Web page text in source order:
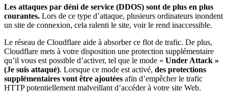
Les attaques par déni de service (DDOS) sont de plus en plus
courantes. Lors de ce type d’attaque, plusieurs ordinateurs inondent
un site de connexion, cela ralenti le site, voir le rend inaccessible.
Le réseau de Cloudflare aide à absorber ce flot de trafic. De plus,
Cloudflare mets à votre disposition une protection supplémentaire
qu’il vous est possible d’activer, tel que le mode « Under Attack »
(Je suis attaqué). Lorsque ce mode est activé, des protections
supplémentaires vont être ajoutées afin d’empêcher le trafic
HTTP potentiellement malveillant d’accéder à votre site Web.